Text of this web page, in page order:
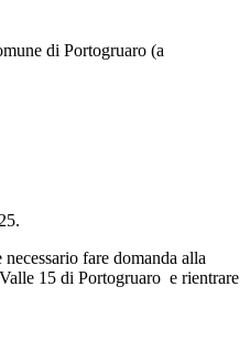
di Portogruaro (a
fare domanda alla
15 di Portogruaro e rientrare